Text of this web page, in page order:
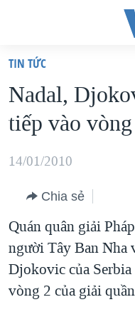
truy
cập
Tới
dung
chính
điều
hướng
chính
Đi
VIỆT NAM
HOA KỲ
BIỂN ĐÔNG
BLOG
DIỄN ĐÀN
MỤC
TỰ DO BÁO CHÍ
CHUYÊN ĐỀ
TIN TỨC
Nadal,
tiếp vào
14/01/2010
Chia sẻ
Quán quân giải
người Tây Ban Nha
Djokovic của
vòng 2 của giải